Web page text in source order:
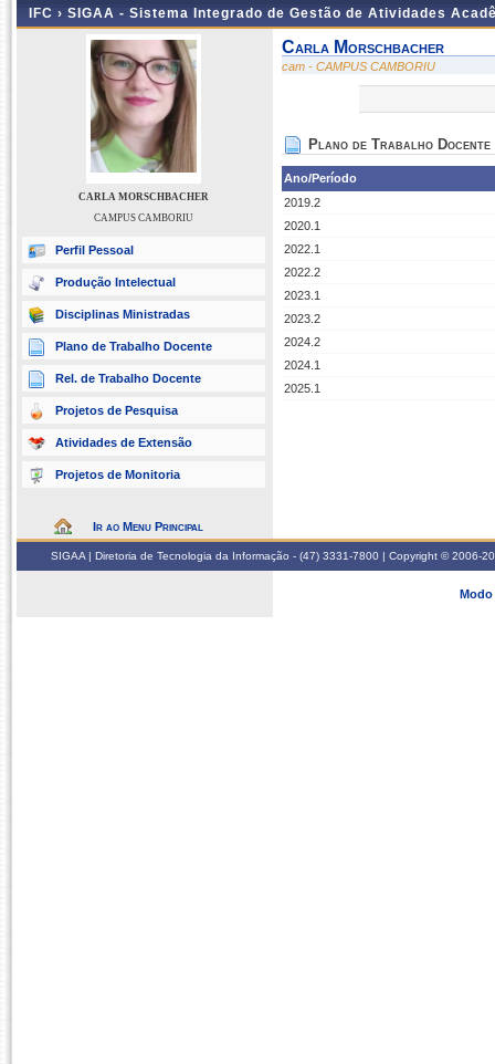
IFC › SIGAA - Sistema Integrado de Gestão de Atividades
CARLA MORSCHBACHER
CAMPUS CAMBORIU
Perfil Pessoal
Produção Intelectual
Disciplinas Ministradas
Plano de Trabalho Docente
Rel. de Trabalho Docente
Projetos de Pesquisa
Atividades de Extensão
Projetos de Monitoria
Ir ao Menu Principal
Carla Morschbacher
cam - CAMPUS CAMBORIU
Plano de Trabalho Docente
Ano/Período
2019.2
2020.1
2022.1
2022.2
2023.1
2023.2
2024.2
2024.1
2025.1
SIGAA | Diretoria de Tecnologia da Informação - (47) 3331-7800 | Copyright © 2006-
Modo